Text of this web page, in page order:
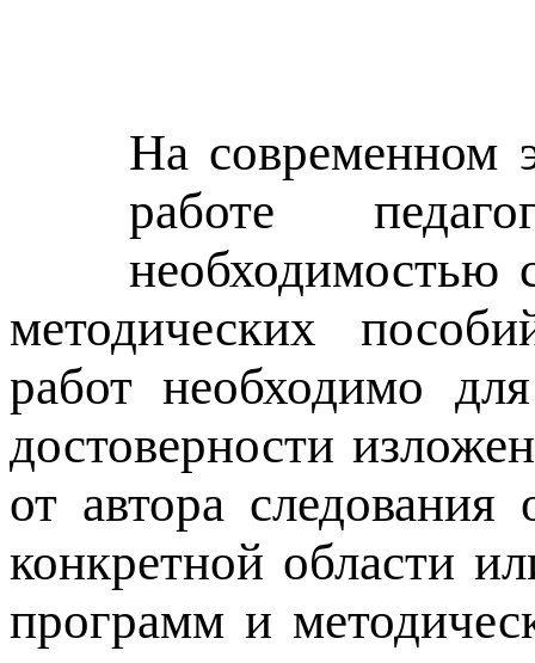
На современном
работе
необходимостью
методических
работ необходимо
достоверности
от автора
конкретной области
программ и